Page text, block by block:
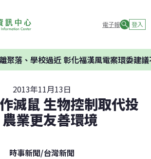
電子報 登入
、學校過近 彰化福漢風電案環委建議不應
2013年11月13日
滅鼠 生物控制取代投
業更友善環境
時事新聞/台灣新聞